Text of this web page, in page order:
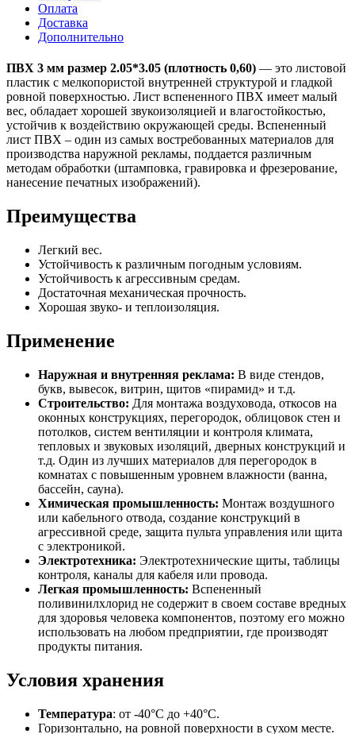
Оплата
Доставка
Дополнительно
ПВХ 3 мм размер 2.05*3.05 (плотность 0,60) — это листовой
пластик с мелкопористой внутренней структурой и гладкой
ровной поверхностью. Лист вспененного ПВХ имеет малый
вес, обладает хорошей звукоизоляцией и влагостойкостью,
устойчив к воздействию окружающей среды. Вспененный
лист ПВХ – один из самых востребованных материалов для
производства наружной рекламы, поддается различным
методам обработки (штамповка, гравировка и фрезерование,
нанесение печатных изображений).
Преимущества
Легкий вес.
Устойчивость к различным погодным условиям.
Устойчивость к агрессивным средам.
Достаточная механическая прочность.
Хорошая звуко- и теплоизоляция.
Применение
Наружная и внутренняя реклама: В виде стендов,
букв, вывесок, витрин, щитов «пирамид» и т.д.
Строительство: Для монтажа воздуховода, откосов на
оконных конструкциях, перегородок, облицовок стен и
потолков, систем вентиляции и контроля климата,
тепловых и звуковых изоляций, дверных конструкций и
т.д. Один из лучших материалов для перегородок в
комнатах с повышенным уровнем влажности (ванна,
бассейн, сауна).
Химическая промышленность: Монтаж воздушного
или кабельного отвода, создание конструкций в
агрессивной среде, защита пульта управления или щита
с электроникой.
Электротехника: Электротехнические щиты, таблицы
контроля, каналы для кабеля или провода.
Легкая промышленность: Вспененный
поливинилхлорид не содержит в своем составе вредных
для здоровья человека компонентов, поэтому его можно
использовать на любом предприятии, где производят
продукты питания.
Условия хранения
Температура: от -40°C до +40°C.
Горизонтально, на ровной поверхности в сухом месте.